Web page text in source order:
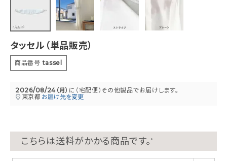
タッセル（単品販売）
商品番号 tassel
2026/08/24（月） に （宅配便）その他製品でお届けします。
東京都 お届け先を変更
こちらは送料がかかる商品です。